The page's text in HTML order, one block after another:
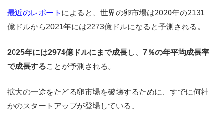
最近のレポート によると、世界の卵市場は2020年の2131
億ドルから2021年には2273億ドルになると予測される。
2025年には2974億ドルにまで成長し、 7％の年平均成長率
で成長することが予測される。
拡大の一途をたどる卵市場を破壊するために、すでに何社
かのスタートアップが登場している。